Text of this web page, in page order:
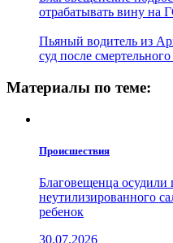
отрабатывать вину на
Пьяный водитель из
суд после
Материалы по теме:
Проиcшествия
Благовещенца осудили
неутилизированного
ребенок
30.07.2026